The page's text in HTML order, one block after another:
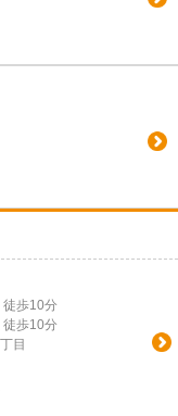
徒歩10分
徒歩10分
目